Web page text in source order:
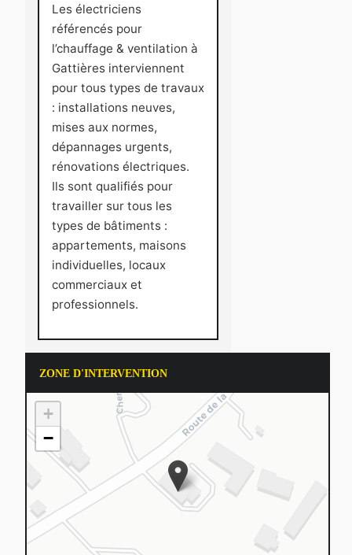
Les électriciens
référencés pour
l’chauffage & ventilation à
Gattières interviennent
pour tous types de travaux
: installations neuves,
mises aux normes,
dépannages urgents,
rénovations électriques.
Ils sont qualifiés pour
travailler sur tous les
types de bâtiments :
appartements, maisons
individuelles, locaux
commerciaux et
professionnels.
ZONE D'INTERVENTION
+
−